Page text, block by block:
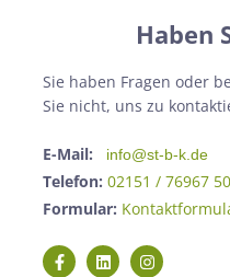
Haben
Sie haben Fragen oder
Sie nicht, uns zu
E-Mail: info@st-b-k.de
Telefon: 02151 / 76967
Formular: